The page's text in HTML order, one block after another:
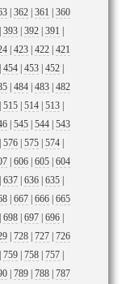
360
|
361
|
362
|
391
|
392
|
393
|
421
|
422
|
423
|
452
|
453
|
454
|
482
|
483
|
484
|
513
|
514
|
515
|
543
|
544
|
545
|
574
|
575
|
576
|
604
|
605
|
606
|
635
|
636
|
637
|
665
|
666
|
667
|
696
|
697
|
698
|
726
|
727
|
728
|
757
|
758
|
759
|
787
|
788
|
789
|